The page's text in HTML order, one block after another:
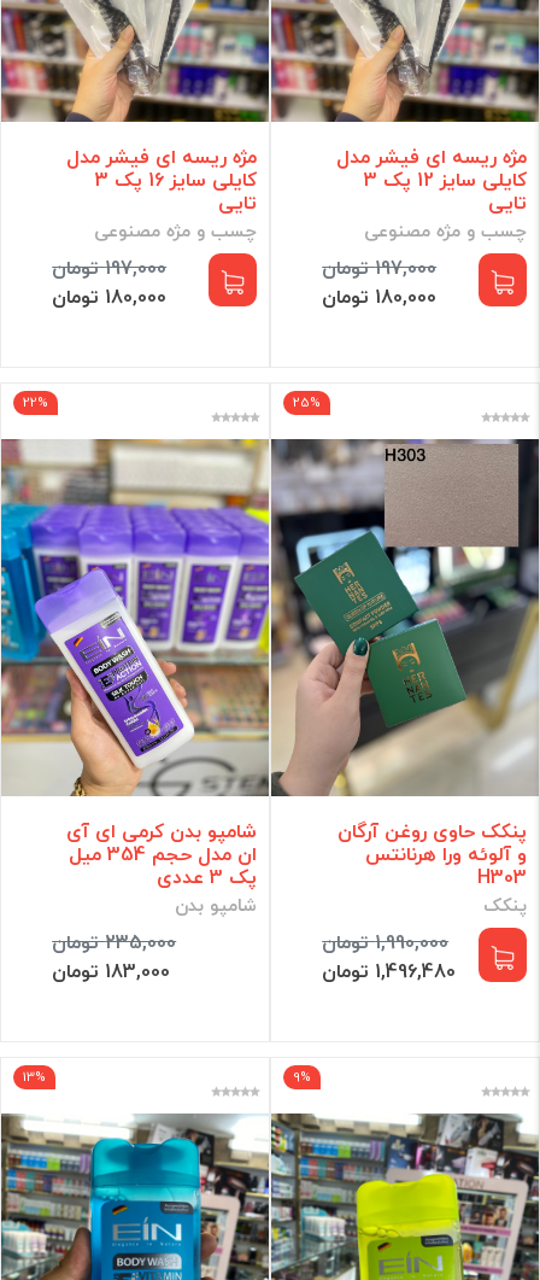
مژه ریسه ای فیشر مدل
کایلی سایز 12 پک 3
تایی
چسب و مژه مصنوعی
197,000 تومان
180,000 تومان
مژه ریسه ای فیشر مدل
کایلی سایز 16 پک 3
تایی
چسب و مژه مصنوعی
197,000 تومان
180,000 تومان
25%
پنکک حاوی روغن آرگان
و آلوئه ورا هرنانتس
H303
پنکک
1,990,000 تومان
1,496,480 تومان
22%
شامپو بدن کرمی ای آی
ان مدل حجم 354 میل
پک 3 عددی
شامپو بدن
235,000 تومان
183,000 تومان
9%
13%